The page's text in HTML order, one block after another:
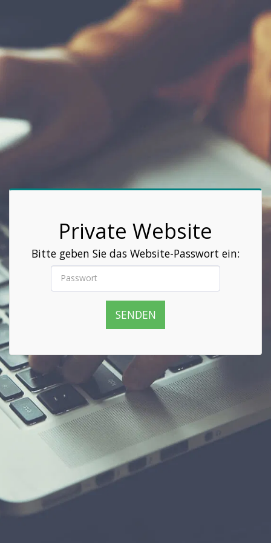
Private Website
Bitte geben Sie das Website-Passwort ein:
SENDEN